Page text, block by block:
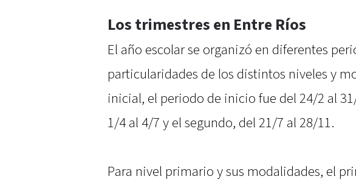
Los trimestres en Entre Ríos
El año escolar se organizó en diferentes
particularidades de los distintos niveles y
inicial, el periodo de inicio fue del 24/2 al
1/4 al 4/7 y el segundo, del 21/7 al 28/11.
Para nivel primario y sus modalidades, el